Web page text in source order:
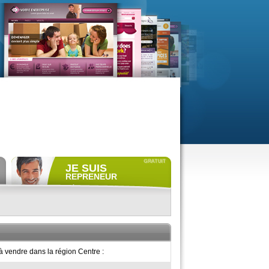
JE SUIS
REPRENEUR
Déposer gratuitementune
ACCÈS REPRENEUR
vendre dans la région Centre :